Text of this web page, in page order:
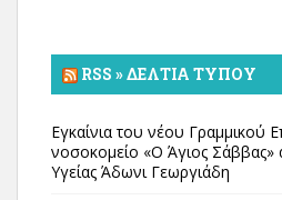
RSS » ΔΕΛΤΊΑ ΤΎΠΟΥ
Εγκαίνια του νέου Γραμμικού
νοσοκομείο «Ο Άγιος
Υγείας Άδωνι Γεωργιάδη